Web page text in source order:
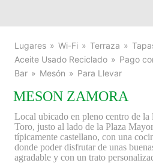
Lugares Wi-Fi Terraza
Aceite Usado Reciclado
Pago
Bar
Mesón Para Llevar
MESON ZAMORA
Local ubicado en pleno centro de la
Toro, justo al lado de la Plaza
típicamente castellano, con una
donde poder disfrutar de unas
agradable y con un trato